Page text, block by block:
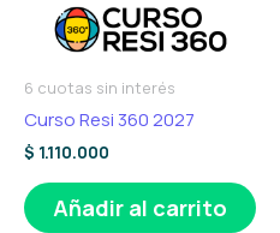
6 cuotas sin interés
Curso Resi 360 2027
$ 1.110.000
Añadir al carrito